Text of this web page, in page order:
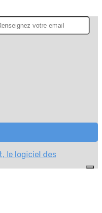
le logiciel des